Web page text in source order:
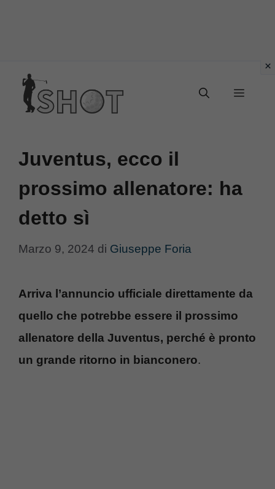
contenuto
Menu
Juventus, ecco il
prossimo allenatore: ha
detto sì
Marzo 9, 2024 di Giuseppe Foria
Arriva l’annuncio ufficiale direttamente da
quello che potrebbe essere il prossimo
allenatore della Juventus, perché è pronto
un grande ritorno in bianconero.